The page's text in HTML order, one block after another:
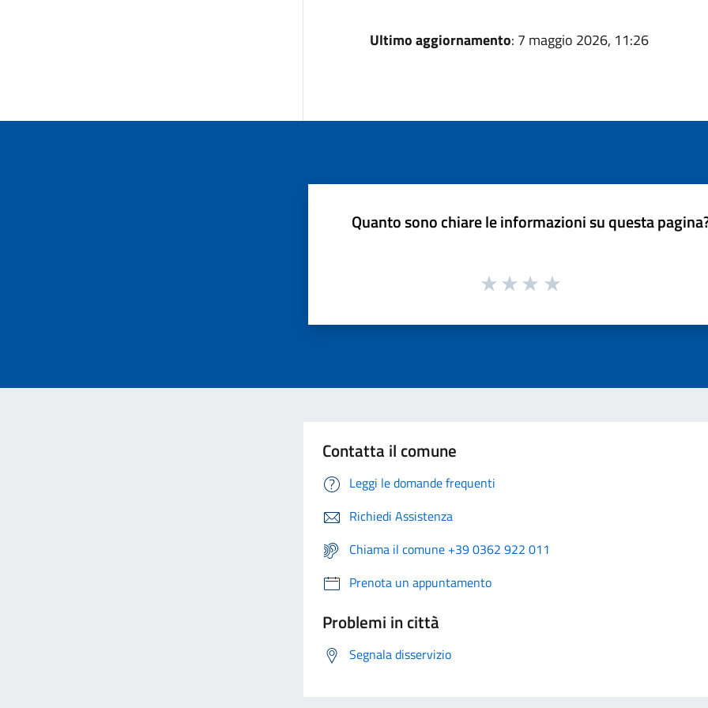
Ultimo aggiornamento: 7 maggio 2026, 11:26
Quanto sono chiare le informazioni su questa
Contatta il comune
Leggi le domande frequenti
Richiedi Assistenza
Chiama il comune +39 0362 922 011
Prenota un appuntamento
Problemi in città
Segnala disservizio